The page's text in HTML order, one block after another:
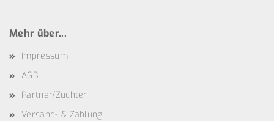
Mehr über...
Impressum
AGB
Partner/Züchter
Versand- & Zahlung